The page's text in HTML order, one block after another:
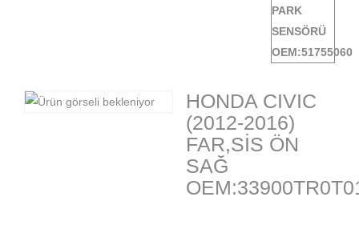
HONDA CIVIC
(2012-2016)
FAR,SİS ÖN
SAĞ